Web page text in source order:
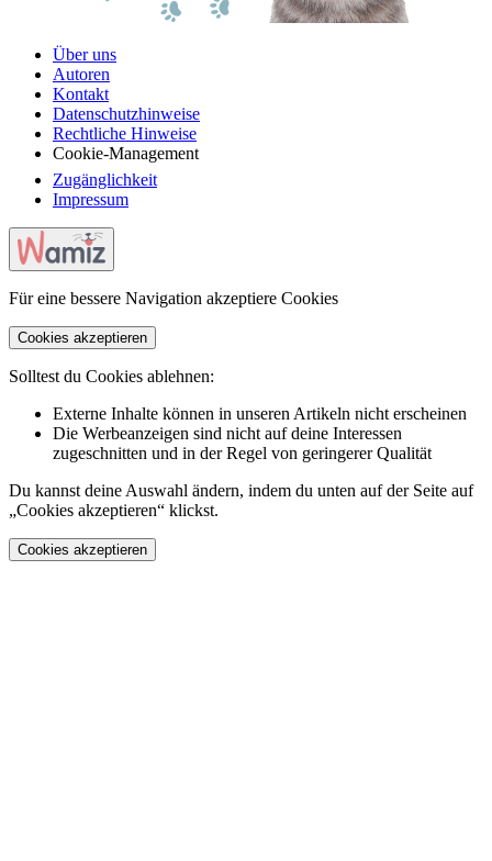
Über uns
Autoren
Kontakt
Datenschutzhinweise
Rechtliche Hinweise
Cookie-Management
Zugänglichkeit
Impressum
Für eine bessere Navigation akzeptiere Cookies
Cookies akzeptieren
Solltest du Cookies ablehnen:
Externe Inhalte können in unseren Artikeln nicht erscheinen
Die Werbeanzeigen sind nicht auf deine Interessen
zugeschnitten und in der Regel von geringerer Qualität
Du kannst deine Auswahl ändern, indem du unten auf der Seite auf
„Cookies akzeptieren“ klickst.
Cookies akzeptieren